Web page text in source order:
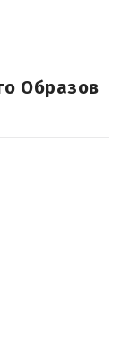
Образов